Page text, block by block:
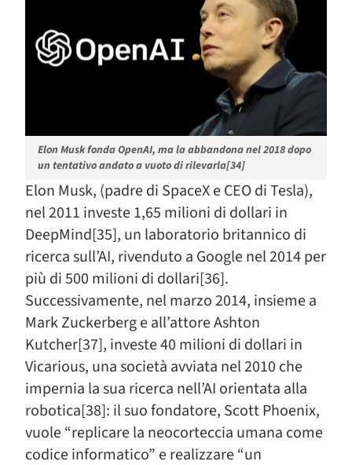
Elon Musk fonda OpenAI, ma la abbandona nel 2018 dopo
un tentativo andato a vuoto di rilevarla[34]
Elon Musk, (padre di SpaceX e CEO di Tesla),
nel 2011 investe 1,65 milioni di dollari in
DeepMind[35], un laboratorio britannico di
ricerca sull’AI, rivenduto a Google nel 2014 per
più di 500 milioni di dollari[36].
Successivamente, nel marzo 2014, insieme a
Mark Zuckerberg e all’attore Ashton
Kutcher[37], investe 40 milioni di dollari in
Vicarious, una società avviata nel 2010 che
impernia la sua ricerca nell’AI orientata alla
robotica[38]: il suo fondatore, Scott Phoenix,
vuole “replicare la neocorteccia umana come
codice informatico” e realizzare “un